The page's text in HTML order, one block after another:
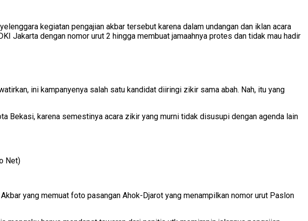
kegiatan pengajian akbar tersebut karena dalam undangan dan iklan acara
Jakarta dengan nomor urut 2 hingga membuat jamaahnya protes dan tidak mau hadir
ini kampanyenya salah satu kandidat diiringi zikir sama abah. Nah, itu yang
Bekasi, karena semestinya acara zikir yang murni tidak disusupi dengan agenda lain
yang memuat foto pasangan Ahok-Djarot yang menampilkan nomor urut Paslon